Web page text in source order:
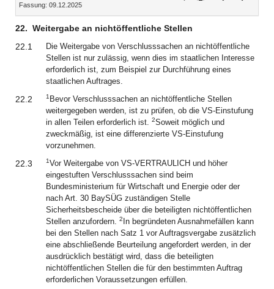
Fassung: 09.12.2025
22. Weitergabe an nichtöffentliche Stellen
22.1
Die Weitergabe von Verschlusssachen an nichtöffentliche
Stellen ist nur zulässig, wenn dies im staatlichen Interesse
erforderlich ist, zum Beispiel zur Durchführung eines
staatlichen Auftrages.
22.2 1 Bevor Verschlusssachen an nichtöffentliche Stellen
weitergegeben werden, ist zu prüfen, ob die VS-Einstufung
in allen Teilen erforderlich ist. 2Soweit möglich und
zweckmäßig, ist eine differenzierte VS-Einstufung
vorzunehmen.
22.3 1Vor Weitergabe von VS-VERTRAULICH und höher
eingestuften Verschlusssachen sind beim
Bundesministerium für Wirtschaft und Energie oder der
nach Art. 30 BaySÜG zuständigen Stelle
Sicherheitsbescheide über die beteiligten nichtöffentlichen
Stellen anzufordern. 2 In begründeten Ausnahmefällen kann
bei den Stellen nach Satz 1 vor Auftragsvergabe zusätzlich
eine abschließende Beurteilung angefordert werden, in der
ausdrücklich bestätigt wird, dass die beteiligten
nichtöffentlichen Stellen die für den bestimmten Auftrag
erforderlichen Voraussetzungen erfüllen.